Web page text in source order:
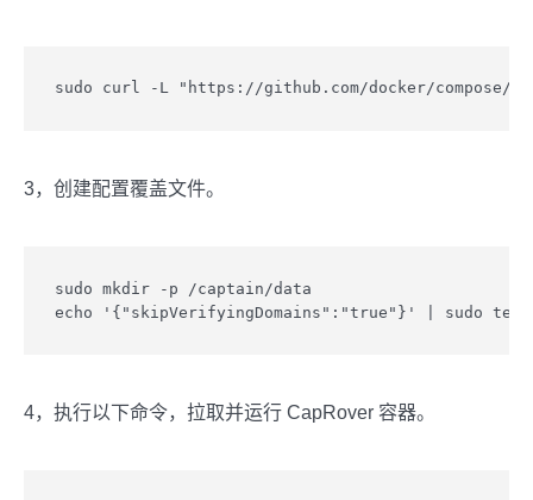
sudo curl -L "https://github.com/docker/
3，创建配置覆盖文件。
sudo mkdir -p /captain/data
echo '{"skipVerifyingDomains":"true"}' | sudo
4，执行以下命令，拉取并运行 CapRover 容器。